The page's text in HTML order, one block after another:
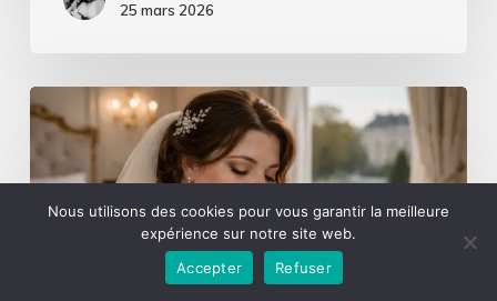
25 mars 2026
Comment
choisir
une
coiffeuse
Nous utilisons des cookies pour vous garantir la meilleure
expérience sur notre site web.
Accepter
Refuser